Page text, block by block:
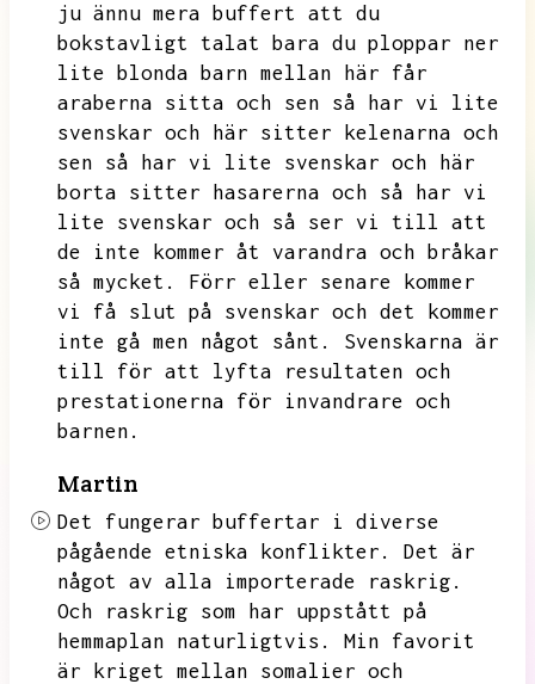
ju ännu mera buffert att du
bokstavligt talat bara du ploppar ner
lite blonda barn mellan här får
araberna sitta och sen så har vi lite
svenskar och här sitter kelenarna och
sen så har vi lite svenskar och här
borta sitter hasarerna och så har vi
lite svenskar och så ser vi till att
de
inte kommer åt varandra och bråkar
så mycket.
Förr eller senare kommer
vi få slut på svenskar och det kommer
inte gå men något sånt.
Svenskarna är
till för att lyfta resultaten och
prestationerna för invandrare och
barnen.
Martin
Det fungerar buffertar i diverse
pågående etniska konflikter.
Det är
något av alla importerade raskrig.
Och raskrig som har uppstått på
hemmaplan naturligtvis.
Min favorit
är kriget mellan somalier och